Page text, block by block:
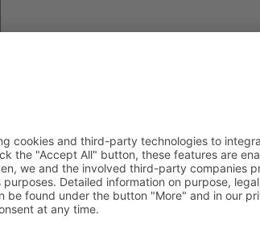
der Film von Regisseur Óscar Castillo Europapremiere.